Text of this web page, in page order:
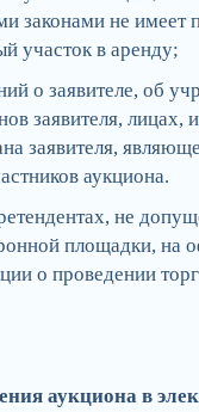
законами не имеет
участок в аренду;
о заявителе, об
заявителя,
заявителя,
аукциона.
не
площадки, на
о проведении
аукциона в